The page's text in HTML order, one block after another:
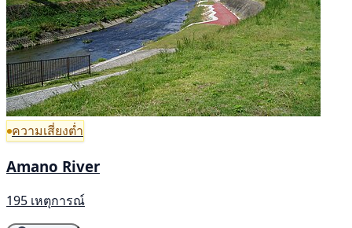
ความเสี่ยงต่ำ
Amano River
195 เหตุการณ์